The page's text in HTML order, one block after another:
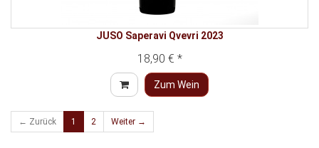
JUSO Saperavi Qvevri 2023
18,90 € *
Zum Wein
← Zurück 1 2 Weiter →